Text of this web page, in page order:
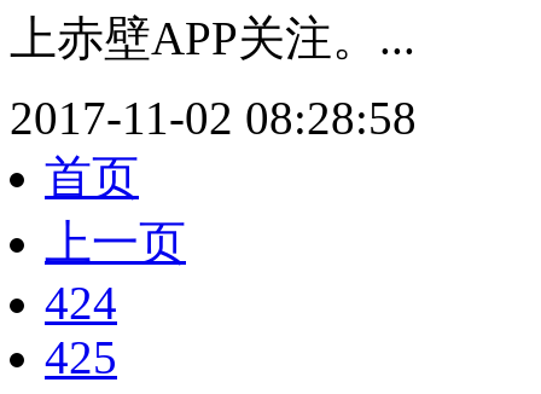
上赤壁APP关注。...
2017-11-02 08:28:58
首页
上一页
424
425